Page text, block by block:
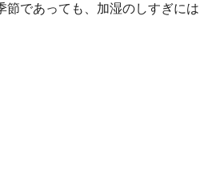
節であっても、加湿のしすぎには